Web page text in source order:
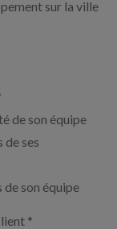
sur la ville
de son équipe
de ses
son équipe
*